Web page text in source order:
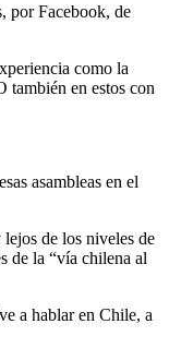
por Facebook, de
como la
también en estos con
asambleas en el
de los niveles de
de la “vía chilena al
a hablar en Chile, a